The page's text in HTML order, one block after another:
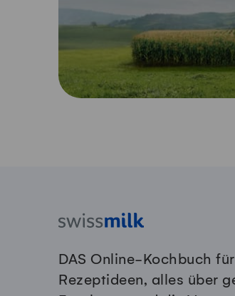
DAS Online-Kochbuch
Rezeptideen, alles über